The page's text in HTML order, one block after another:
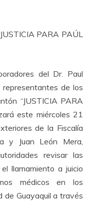
PARA PAÚL
del Dr. Paul
representantesde los
“JUSTICIA PARA
este miércoles 21
de la Fiscalía
y Juan León Mera,
revisar las
llamamiento a juicio
médicos en los
de Guayaquil a través